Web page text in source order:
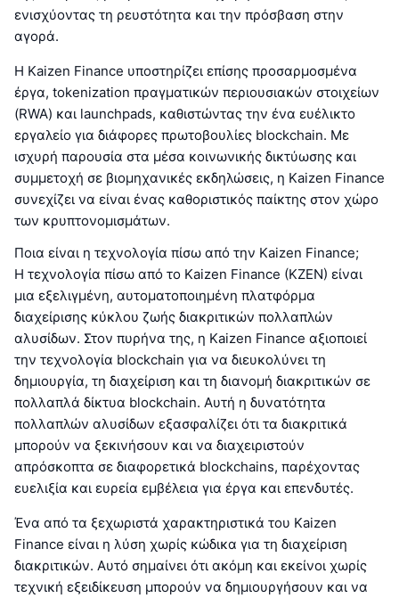
ενισχύοντας τη ρευστότητα και την πρόσβαση στην
αγορά.
Η Kaizen Finance υποστηρίζει επίσης προσαρμοσμένα
έργα, tokenization πραγματικών περιουσιακών στοιχείων
(RWA) και launchpads, καθιστώντας την ένα ευέλικτο
εργαλείο για διάφορες πρωτοβουλίες blockchain. Με
ισχυρή παρουσία στα μέσα κοινωνικής δικτύωσης και
συμμετοχή σε βιομηχανικές εκδηλώσεις, η Kaizen Finance
συνεχίζει να είναι ένας καθοριστικός παίκτης στον χώρο
των κρυπτονομισμάτων.
Ποια είναι η τεχνολογία πίσω από την Kaizen Finance;
Η τεχνολογία πίσω από το Kaizen Finance (KZEN) είναι
μια εξελιγμένη, αυτοματοποιημένη πλατφόρμα
διαχείρισης κύκλου ζωής διακριτικών πολλαπλών
αλυσίδων. Στον πυρήνα της, η Kaizen Finance αξιοποιεί
την τεχνολογία blockchain για να διευκολύνει τη
δημιουργία, τη διαχείριση και τη διανομή διακριτικών σε
πολλαπλά δίκτυα blockchain. Αυτή η δυνατότητα
πολλαπλών αλυσίδων εξασφαλίζει ότι τα διακριτικά
μπορούν να ξεκινήσουν και να διαχειριστούν
απρόσκοπτα σε διαφορετικά blockchains, παρέχοντας
ευελιξία και ευρεία εμβέλεια για έργα και επενδυτές.
Ένα από τα ξεχωριστά χαρακτηριστικά του Kaizen
Finance είναι η λύση χωρίς κώδικα για τη διαχείριση
διακριτικών. Αυτό σημαίνει ότι ακόμη και εκείνοι χωρίς
τεχνική εξειδίκευση μπορούν να δημιουργήσουν και να